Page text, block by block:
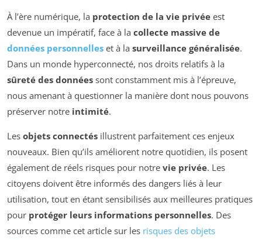
À l’ère numérique, la protection de la vie privée est
devenue un impératif, face à la collecte massive de
données personnelles et à la surveillance généralisée.
Dans un monde hyperconnecté, nos droits relatifs à la
sûreté des données sont constamment mis à l’épreuve,
nous amenant à questionner la manière dont nous pouvons
préserver notre intimité.
Les objets connectés illustrent parfaitement ces enjeux
nouveaux. Bien qu’ils améliorent notre quotidien, ils posent
également de réels risques pour notre vie privée. Les
citoyens doivent être informés des dangers liés à leur
utilisation, tout en étant sensibilisés aux meilleures pratiques
pour protéger leurs informations personnelles. Des
sources comme cet article sur les risques des objets